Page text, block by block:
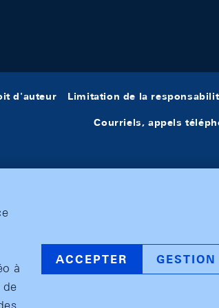
d'auteur Limitation de la
Courriels, appels
à
ACCEPTER